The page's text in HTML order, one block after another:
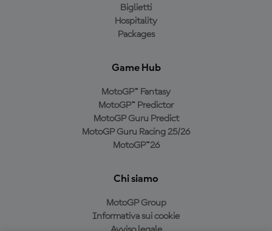
Biglietti
Hospitality
Packages
Game Hub
MotoGP™ Fantasy
MotoGP™ Predictor
MotoGP Guru Predict
MotoGP Guru Racing 25/26
MotoGP™26
Chi siamo
MotoGP Group
Informativa sui cookie